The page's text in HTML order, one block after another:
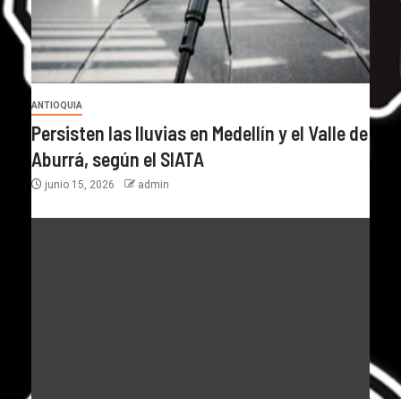
ANTIOQUIA
Persisten las lluvias en Medellín y el Valle de
Aburrá, según el SIATA
junio 15, 2026 admin